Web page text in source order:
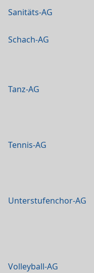
Sanitäts-AG
Schach-AG
Tanz-AG
Tennis-AG
Unterstufenchor-AG
Volleyball-AG